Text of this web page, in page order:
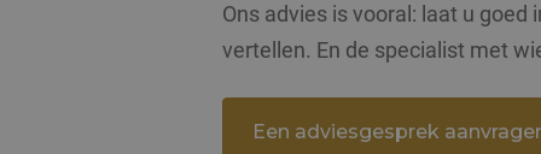
Ons advies is vooral: laat u
vertellen. En de specialist met
Een adviesgesprek
IDE
Google